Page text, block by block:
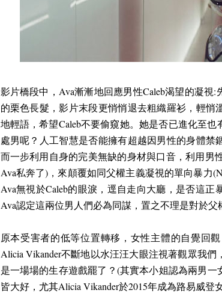
影片橋段中， Ava漸漸地回應男性Caleb渴望的凝視:
的栗色長髮，影片末段更悄悄退去粗織羅衫，輕
地輕語，希望Caleb不要偷窺她。她是否已進化至
處男呢？人工智慧是否能擁有超越因男性的身體
而一步利用自身的完美無缺的身材與口音，利用男
Ava私奔了) ，來顛覆如同父權主義凝視的單向暴力
Ava無視於Caleb的眼淚，逕自走向大廳，是否這正
Ava認定這兩位男人們必為同謀，置之不理是對於父
原本受害者的低等位置轉移，女性主體的自覺回
Alicia Vikander不斷地以水汪汪大眼注視著觀眾我們
是一場場的生存遊戲罷了？(其實本小姐認為兩男一
皆大好，尤其Alicia Vikander於2015年成為路易威登